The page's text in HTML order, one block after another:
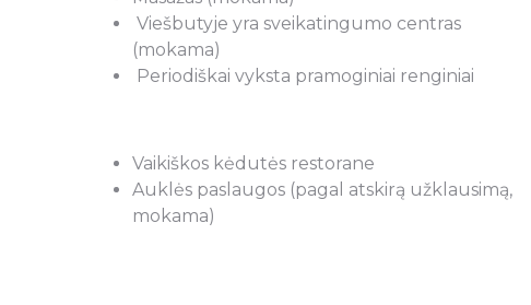
Viešbutyje yra sveikatingumo centras
(mokama)
Periodiškai vyksta pramoginiai renginiai
Vaikiškos kėdutės restorane
Auklės paslaugos (pagal atskirą užklausimą,
mokama)